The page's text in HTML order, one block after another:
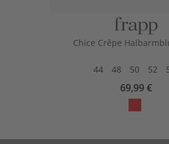
Chice Crêpe
44 48 50 52
69,99 €